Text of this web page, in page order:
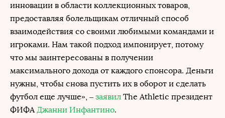
инновации в области коллекционных товаров,
предоставляя болельщикам отличный способ
взаимодействия со своими любимыми командами и
игроками. Нам такой подход импонирует, потому
что мы заинтересованы в получении
максимального дохода от каждого спонсора. Деньги
нужны, чтобы снова пустить их в оборот и сделать
футбол еще лучше», – заявил The Athletic президент
ФИФАДжанни Инфантино.